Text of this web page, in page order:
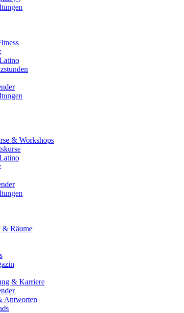
& Workshops
& Räume
& Karriere
Antworten